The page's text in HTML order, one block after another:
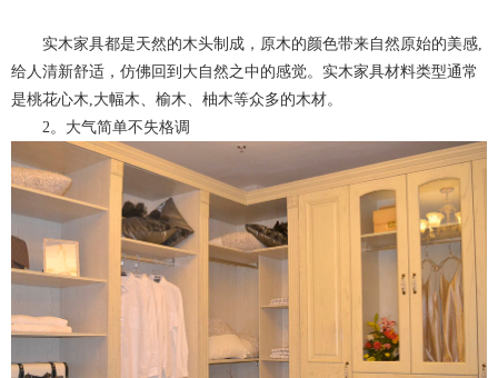
实木家具都是天然的木头制成，原木的颜色带来自然原始的美感,
给人清新舒适，仿佛回到大自然之中的感觉。实木家具材料类型通常
是桃花心木,大幅木、榆木、柚木等众多的木材。
2。大气简单不失格调